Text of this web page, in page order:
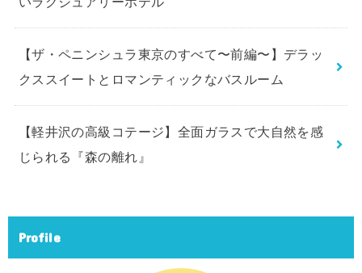
【ザ・ペニンシュラ東京のすべて〜前編〜】デラッ
クススイートとロマンティックなバスルーム
【軽井沢の高級コテージ】全面ガラスで大自然を感
じられる『森の離れ』
Profile